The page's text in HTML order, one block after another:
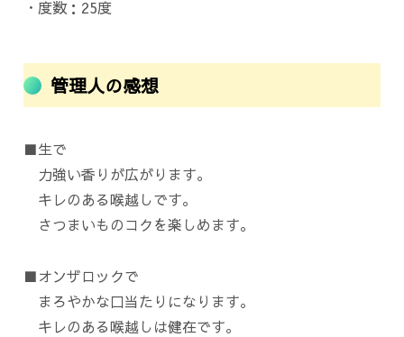
・度数：25度
管理人の感想
■生で
力強い香りが広がります。
キレのある喉越しです。
さつまいものコクを楽しめます。
■オンザロックで
まろやかな口当たりになります。
キレのある喉越しは健在です。